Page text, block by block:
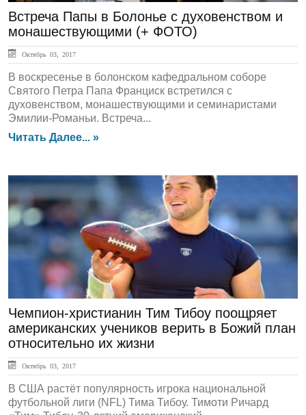
Встреча Папы в Болонье с духовенством и
монашествующими (+ ФОТО)
Октябрь 03, 2017
В воскресенье в болонском кафедральном соборе
Святого Петра Папа Франциск встретился с
духовенством, монашествующими и семинаристами
Эмилии-Романьи. Встреча...
Читать Далее... »
ЛЕНТА НОВОСТЕЙ
Чемпион-христианин Тим Тибоу поощряет
американских учеников верить в Божий план
относительно их жизни
Октябрь 03, 2017
В США растёт популярность игрока национальной
футбольной лиги (NFL) Тима Тибоу. Тимоти Ричард